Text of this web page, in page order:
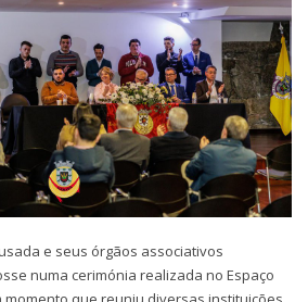
e seus órgãos associativos
numa cerimónia realizada no Espaço